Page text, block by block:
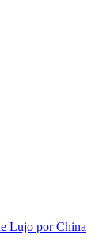
Lujo por China